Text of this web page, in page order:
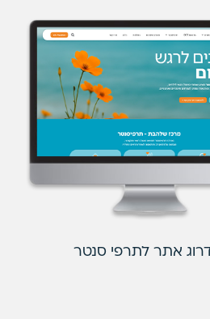
אתר לתרפי סנטר